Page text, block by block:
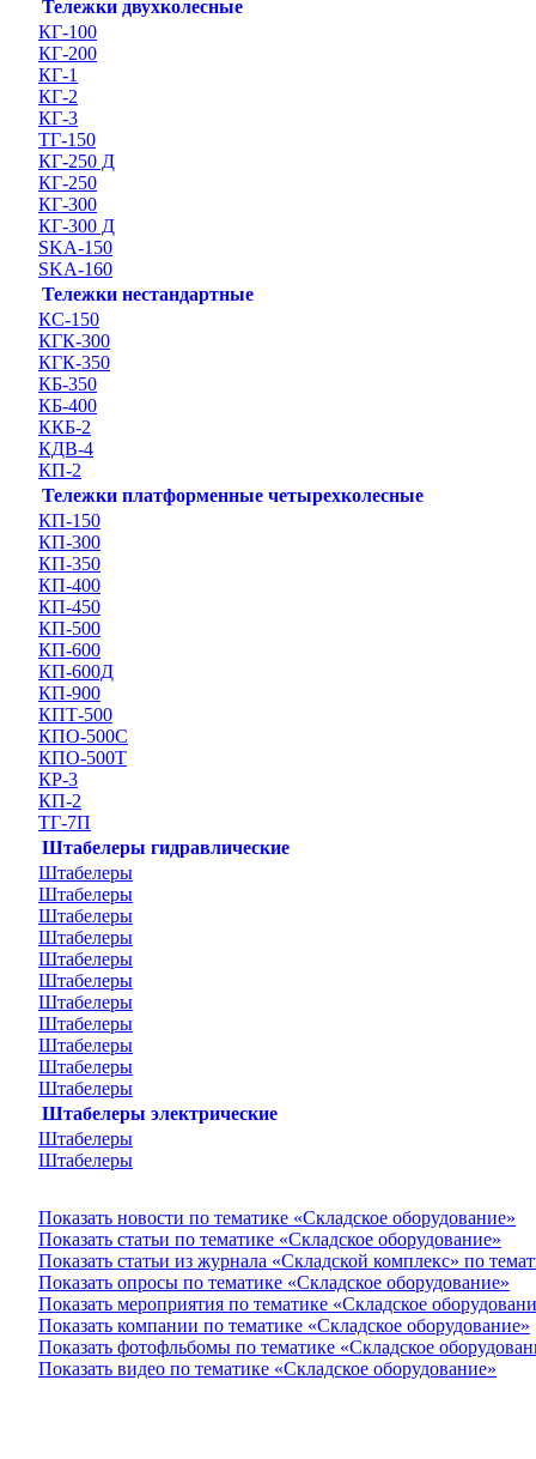
Тележки двухколесные
КГ-100
КГ-200
КГ-1
КГ-2
КГ-3
ТГ-150
КГ-250 Д
КГ-250
КГ-300
КГ-300 Д
SKA-150
SKA-160
Тележки нестандартные
КС-150
КГК-300
КГК-350
КБ-350
КБ-400
ККБ-2
КДВ-4
КП-2
Тележки платформенные четырехколесные
КП-150
КП-300
КП-350
КП-400
КП-450
КП-500
КП-600
КП-600Д
КП-900
КПТ-500
КПО-500С
КПО-500Т
КР-3
КП-2
ТГ-7П
Штабелеры гидравлические
Штабелеры
Штабелеры
Штабелеры
Штабелеры
Штабелеры
Штабелеры
Штабелеры
Штабелеры
Штабелеры
Штабелеры
Штабелеры
Штабелеры электрические
Штабелеры
Штабелеры
Показать новости по тематике «Складское оборудование»
Показать статьи по тематике «Складское оборудование»
Показать статьи из журнала «Складской комплекс» по
Показать опросы по тематике «Складское оборудование»
Показать мероприятия по тематике «Складское
Показать компании по тематике «Складское оборудование»
Показать фотофльбомы по тематике «Складское
Показать видео по тематике «Складское оборудование»